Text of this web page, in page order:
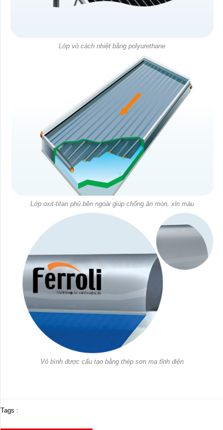
Lớp vỏ cách nhiệt bằng polyurethane
Lớp oxit-titan phủ bên ngoài giúp chống ăn mòn, xỉn màu
Vỏ bình được cấu tạo bằng thép sơn mạ tĩnh điện
Tags :